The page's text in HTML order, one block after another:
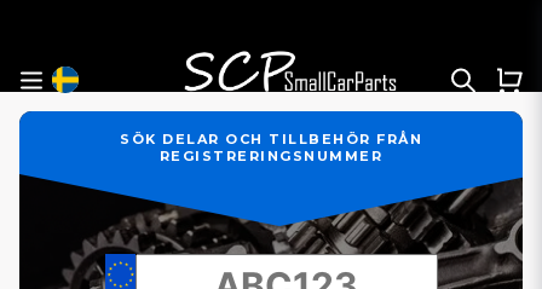
SÖK DELAR OCH TILLBEHÖR FRÅN
REGISTRERINGSNUMMER